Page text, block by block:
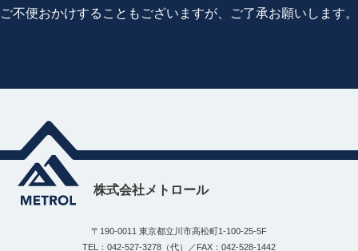
ご不便おかけすることもございますが、ご了承お願いします。
株式会社メトロール
〒190-0011 東京都立川市高松町1-100-25-5F
TEL：042-527-3278（代）／FAX：042-528-1442